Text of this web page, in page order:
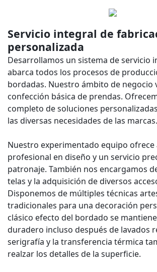
Servicio integral de
personalizada
Desarrollamos un sistema de servicio
abarca todos los procesos de
bordadas. Nuestro ámbito de negocio
confección básica de prendas.
completo de soluciones
las diversas necesidades de las marcas.
Nuestro experimentado equipo
profesional en diseño y un servicio
patronaje. También nos encargamos
telas y la adquisición de diversos
Disponemos de múltiples técnicas
tradicionales para una decoración
clásico efecto del bordado se
duradero incluso después de lavados
serigrafía y la transferencia térmica
realzar los detalles de la superficie.